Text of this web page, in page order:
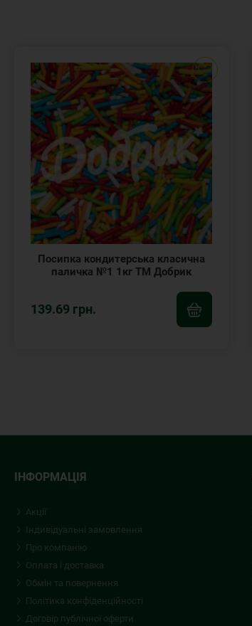
Посипка кондитерська класична
паличка №1 1кг ТМ Добрик
139.69 грн.
ІНФОРМАЦІЯ
Акції
Індивідуальні замовлення
Про компанію
Оплата і доставка
Обмін та повернення
Політика конфіденційності
Договір публічної оферти